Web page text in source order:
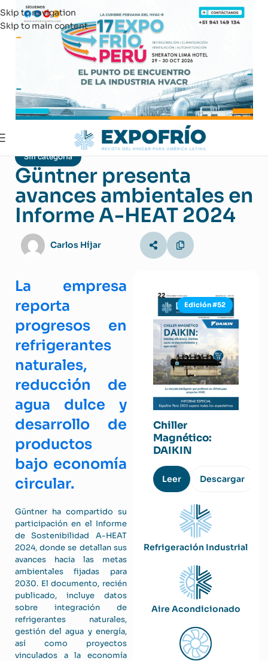
Skip to navigation
Skip to main content
Sin categoría
Güntner presenta
avances ambientales en
Informe A-HEAT 2024
Carlos Híjar
La empresa
reporta
progresos en
refrigerantes
naturales,
reducción de
agua dulce y
desarrollo de
productos
bajo economía
circular.
Güntner ha compartido su
participación en el Informe
de Sostenibilidad A-HEAT
2024, donde se detallan sus
avances hacia las metas
ambientales fijadas para
2030. El documento, recién
publicado, incluye datos
sobre integración de
refrigerantes naturales,
gestión del agua y energía,
así como proyectos
vinculados a la economía
Edición #52
Chiller
Magnético:
DAIKIN
Leer Descargar
Refrigeración Industrial
Aire Acondicionado